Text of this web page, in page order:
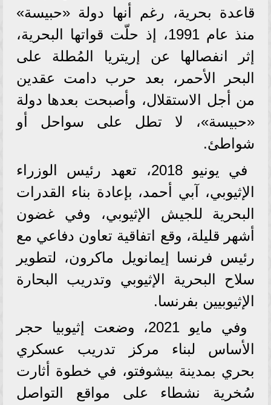
قاعدة بحرية، رغم أنها دولة «حبيسة»
منذ عام 1991، إذ حلّت قواتها البحرية،
إثر انفصالها عن إريتريا المُطلة على
البحر الأحمر، بعد حرب دامت عقدين
من أجل الاستقلال، وأصبحت بعدها دولة
«حبيسة»، لا تطل على سواحل أو
شواطئ.
في يونيو 2018، تعهد رئيس الوزراء
الإثيوبي، آبي أحمد، بإعادة بناء القدرات
البحرية للجيش الإثيوبي، وفي غضون
أشهر قليلة، وقع اتفاقية تعاون دفاعي مع
رئيس فرنسا إيمانويل ماكرون، لتطوير
سلاح البحرية الإثيوبي وتدريب البحارة
الإثيوبيين بفرنسا.
وفي مايو 2021، وضعت إثيوبيا حجر
الأساس لبناء مركز تدريب عسكري
بحري بمدينة بيشوفتو، في خطوة أثارت
سُخرية نشطاء على مواقع التواصل